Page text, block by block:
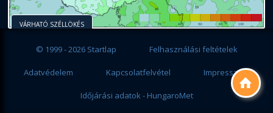

VÁRHATÓ SZÉLLÖKÉS
© 1999 - 2026 Startlap Felhasználási feltételek
Adatvédelem Kapcsolatfelvétel Impresszum
Időjárási adatok - HungaroMet